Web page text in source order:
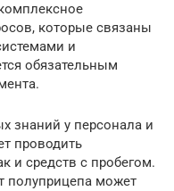
которые связаны
и
обязательным
знаний у персонала и
проводить
и средств с пробегом.
полуприцепа может